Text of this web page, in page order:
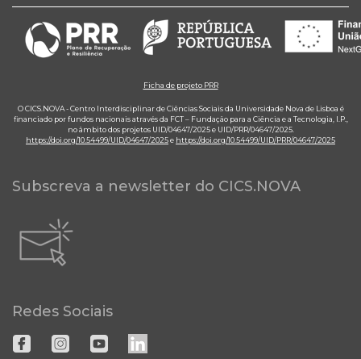
Ficha de projeto PRR
O CICS.NOVA - Centro Interdisciplinar de Ciências Sociais da Universidade Nova de Lisboa é
financiado por fundos nacionais através da FCT – Fundação para a Ciência e a Tecnologia, I.P.,
no âmbito dos projetos UID/04647/2025 e UID/PRR/04647/2025.
https://doi.org/10.54499/UID/04647/2025e https://doi.org/10.54499/UID/PRR/04647/2025
Subscreva a newsletter do CICS.NOVA
Redes Sociais